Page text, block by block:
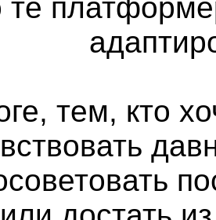
те
тем, кто